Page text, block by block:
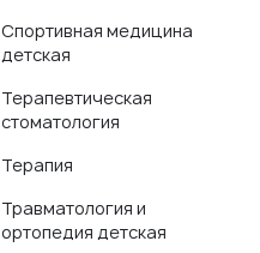
Спортивная медицина
детская
Терапевтическая
стоматология
Терапия
Травматология и
ортопедия детская